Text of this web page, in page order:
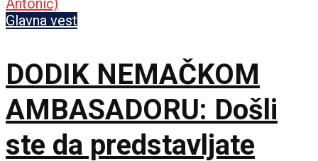
Glavna vest
DODIK NEMAČKOM
AMBASADORU: Došli
ste da predstavljate